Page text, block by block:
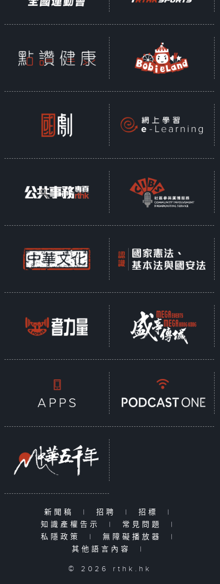
新聞稿 | 招聘 | 招標
|
知識產權告示
| 常見問題
|
私隱政策
| 無障礙播放器
|
其他語言內容
|
© 2026 rthk.hk